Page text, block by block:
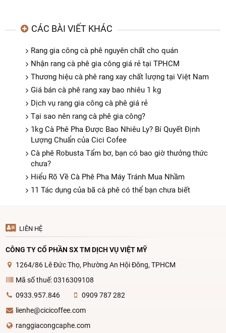
CÁC BÀI VIẾT KHÁC
Rang gia công cà phê nguyên chất cho quán
Nhận rang cà phê gia công giá rẻ tại TPHCM
Thương hiệu cà phê rang xay chất lượng tại Việt Nam
Giá bán cà phê rang xay bao nhiêu 1 kg
Dịch vụ rang gia công cà phê giá rẻ
Tại sao nên rang cà phê gia công?
1kg Cà Phê Pha Được Bao Nhiêu Ly? Bí Quyết Định
Lượng Chuẩn của Cici Cofee
Cà phê Robusta Tẩm bơ, bạn có bao giờ thưởng thức
chưa?
Hiểu Rõ Về Cà Phê Pha Máy Tránh Mua Nhầm
11 Tác dụng của bã cà phê có thể bạn chưa biết
LIÊN HỆ
CÔNG TY CỔ PHẦN SX TM DỊCH VỤ VIỆT MỸ
1264/86 Lê Đức Thọ, Phường An Hội Đông, TPHCM
Mã số thuế: 0316309108
0933.957.846
0909 787 282
lienhe@cicicoffee.com
ranggiacongcaphe.com